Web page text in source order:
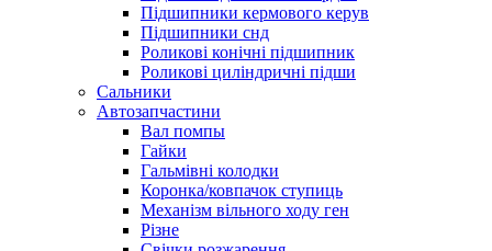
Підшипники кермового керув
Підшипники снд
Роликові конічні підшипник
Роликові циліндричні підши
Сальники
Автозапчастини
Вал помпы
Гайки
Гальмівні колодки
Коронка/ковпачок ступиць
Механізм вільного ходу ген
Різне